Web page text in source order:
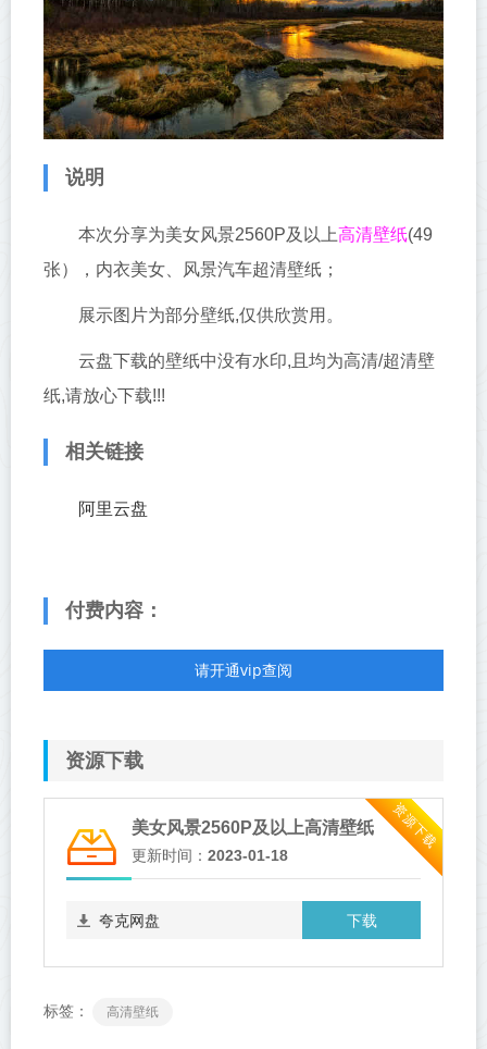
说明
本次分享为美女风景2560P及以上高清壁纸(49
张），内衣美女、风景汽车超清壁纸；
展示图片为部分壁纸,仅供欣赏用。
云盘下载的壁纸中没有水印,且均为高清/超清壁
纸,请放心下载!!!
相关链接
阿里云盘
付费内容：
请开通vip查阅
资源下载
资源下载
美女风景2560P及以上高清壁纸
更新时间： 2023-01-18
下载
夸克网盘
标签： 高清壁纸